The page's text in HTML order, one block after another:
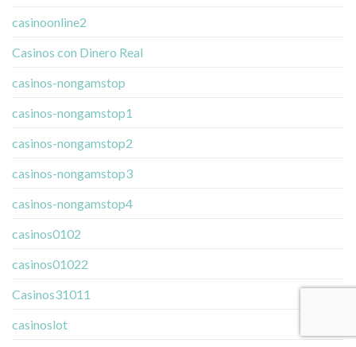
casinoonline2
Casinos con Dinero Real
casinos-nongamstop
casinos-nongamstop1
casinos-nongamstop2
casinos-nongamstop3
casinos-nongamstop4
casinos0102
casinos01022
Casinos31011
casinoslot